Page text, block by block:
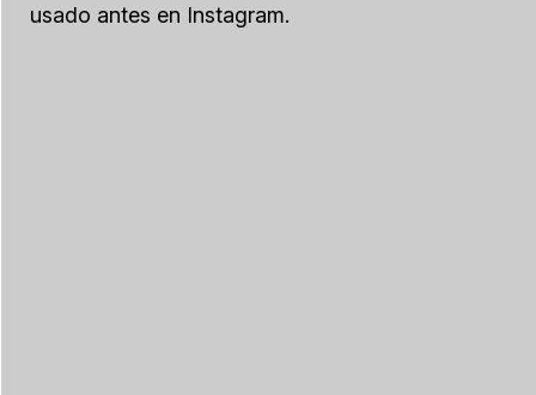
usado antes en Instagram.